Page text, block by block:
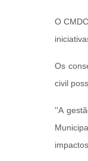
O
Os
civil
''A